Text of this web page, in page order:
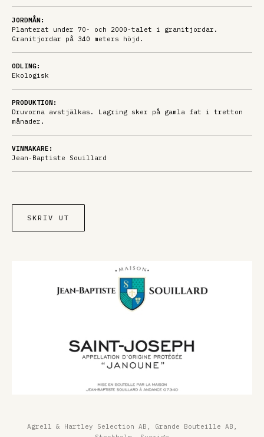
JORDMÅN:
Planterat under 70- och 2000-talet i granitjordar.
Granitjordar på 340 meters höjd.
ODLING:
Ekologisk
PRODUKTION:
Druvorna avstjälkas. Lagring sker på gamla fat i tretton
månader.
VINMAKARE:
Jean-Baptiste Souillard
SKRIV UT
Agrell & Hartley Selection AB, Grande Bouteille AB,